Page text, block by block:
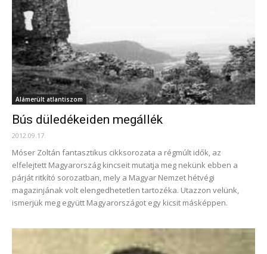
Alámerült atlantiszom
Bús düledékeiden megállék
2012.09.17.
Móser Zoltán fantasztikus cikksorozata a régmúlt idők, az
elfelejtett Magyarország kincseit mutatja meg nekünk ebben a
párját ritkító sorozatban, mely a Magyar Nemzet hétvégi
magazinjának volt elengedhetetlen tartozéka. Utazzon velünk,
ismerjük meg együtt Magyarországot egy kicsit másképpen.